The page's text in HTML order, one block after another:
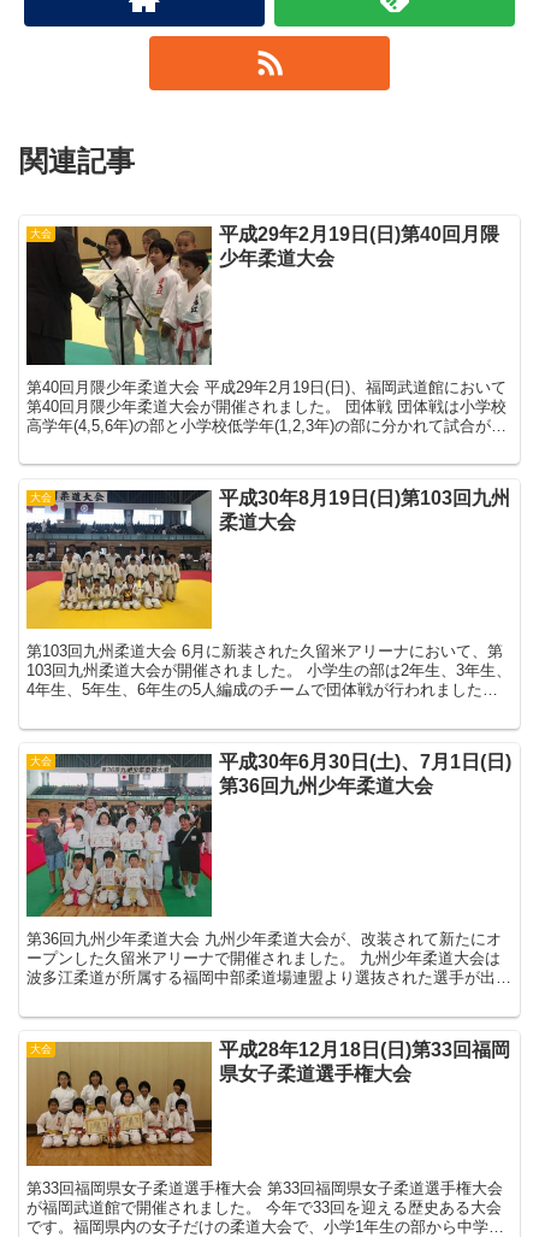
関連記事
大会
平成29年2月19日(日)第40回月隈
少年柔道大会
第40回月隈少年柔道大会 平成29年2月19日(日)、福岡武道館において
第40回月隈少年柔道大会が開催されました。 団体戦 団体戦は小学校
高学年(4,5,6年)の部と小学校低学年(1,2,3年)の部に分かれて試合が行
大会
平成30年8月19日(日)第103回九州
柔道大会
第103回九州柔道大会 6月に新装された久留米アリーナにおいて、第
103回九州柔道大会が開催されました。 小学生の部は2年生、3年生、
4年生、5年生、6年生の5人編成のチームで団体戦が行われました。
大会
平成30年6月30日(土)、7月1日(日)
第36回九州少年柔道大会
第36回九州少年柔道大会 九州少年柔道大会が、改装されて新たにオ
ープンした久留米アリーナで開催されました。 九州少年柔道大会は
波多江柔道が所属する福岡中部柔道場連盟より選抜された選手が出場
大会
平成28年12月18日(日)第33回福岡
県女子柔道選手権大会
第33回福岡県女子柔道選手権大会 第33回福岡県女子柔道選手権大会
が福岡武道館で開催されました。 今年で33回を迎える歴史ある大会
です。福岡県内の女子だけの柔道大会で、小学1年生の部から中学